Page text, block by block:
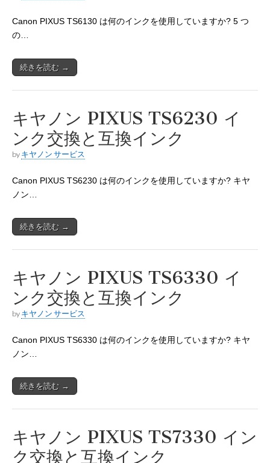
Canon PIXUS TS6130 は何のインクを使用していますか? 5 つ
の…
続きを読む →
キヤノン PIXUS TS6230 イ
ンク交換と互換インク
by キヤノン サービス
Canon PIXUS TS6230 は何のインクを使用していますか? キヤ
ノン…
続きを読む →
キヤノン PIXUS TS6330 イ
ンク交換と互換インク
by キヤノン サービス
Canon PIXUS TS6330 は何のインクを使用していますか? キヤ
ノン…
続きを読む →
キヤノン PIXUS TS7330 イン
ク交換と互換インク